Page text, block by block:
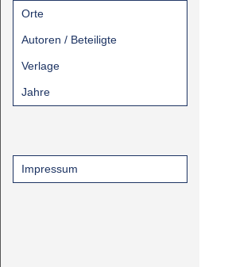
Orte
Autoren / Beteiligte
Verlage
Jahre
Impressum